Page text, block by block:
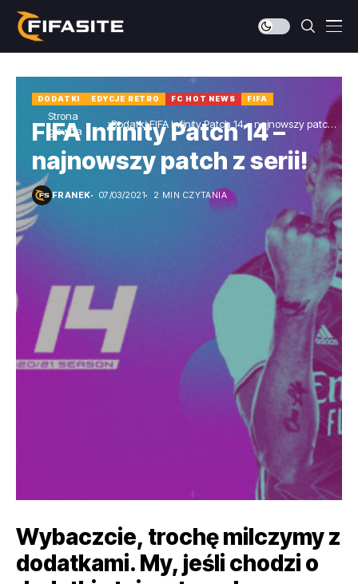
Strona
główna
Dodatki FIFA Infinity Patch 14 – najnowszy patch
z serii!
DODATKI EDYCJE RETRO FC HOT NEWS FIFA
FIFA Infinity Patch 14 –
najnowszy patch z serii!
FRANEK 07/03/2021 2 MIN CZYTANIA
Wybaczcie, trochę milczymy z
dodatkami. My, jeśli chodzi o